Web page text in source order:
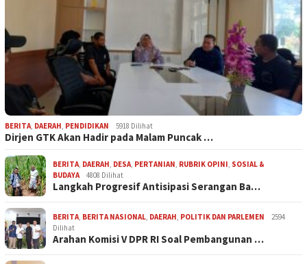
BERITA, DAERAH, PENDIDIKAN 5918 Dilihat
Dirjen GTK Akan Hadir pada Malam Puncak …
BERITA, DAERAH, DESA, PERTANIAN, RUBRIK OPINI, SOSIAL &
BUDAYA
4808 Dilihat
Langkah Progresif Antisipasi Serangan Ba…
BERITA, BERITA NASIONAL, DAERAH, POLITIK DAN PARLEMEN
2594
Dilihat
Arahan Komisi V DPR RI Soal Pembangunan …